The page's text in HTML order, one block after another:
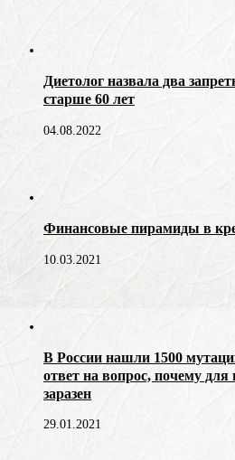
Диетолог назвала два
старше 60 лет
04.08.2022
Финансовые пирамиды в
10.03.2021
В России нашли 1500
ответ на вопрос, почему
заразен
29.01.2021